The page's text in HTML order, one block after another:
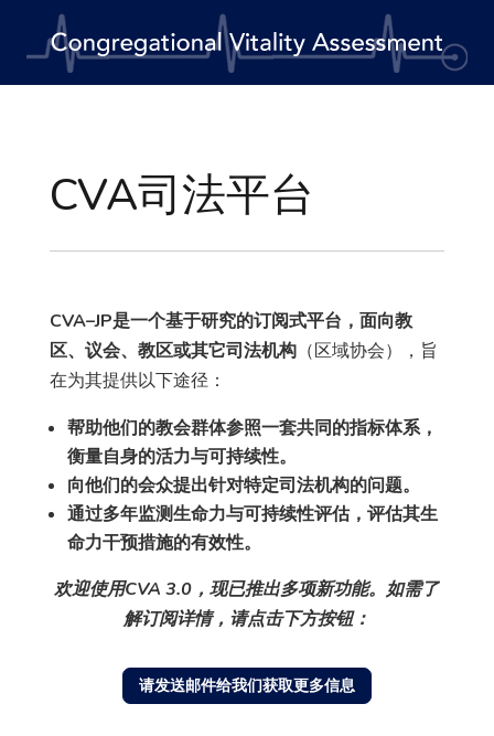
CVA司法平台
CVA–JP是一个基于研究的订阅式平台，面向教
区、议会、教区或其它司法机构（区域协会），旨
在为其提供以下途径：
帮助他们的教会群体参照一套共同的指标体系，
衡量自身的活力与可持续性。
向他们的会众提出针对特定司法机构的问题。
通过多年监测生命力与可持续性评估，评估其生
命力干预措施的有效性。
欢迎使用CVA 3.0，现已推出多项新功能。如需了
解订阅详情，请点击下方按钮：
请发送邮件给我们获取更多信息